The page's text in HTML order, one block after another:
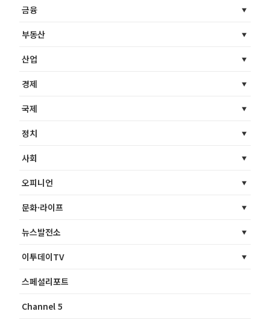
금융
부동산
산업
경제
국제
정치
사회
오피니언
문화·라이프
뉴스발전소
이투데이TV
스페셜리포트
Channel 5